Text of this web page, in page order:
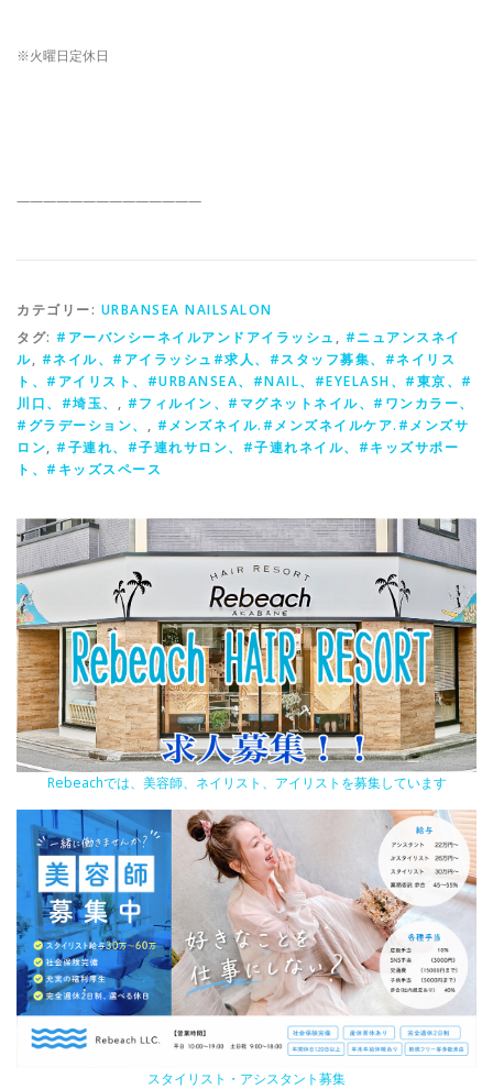
※火曜日定休日
——————————————
カテゴリー: URBANSEA NAILSALON
タグ: #アーバンシーネイルアンドアイラッシュ , #ニュアンスネイ
ル, #ネイル、#アイラッシュ#求人、#スタッフ募集、#ネイリス
ト、#アイリスト、#URBANSEA、#NAIL、#EYELASH、#東京、#
川口、#埼玉、 , #フィルイン、#マグネットネイル、#ワンカラー、
#グラデーション、 , #メンズネイル.#メンズネイルケア.#メンズサ
ロン, #子連れ、#子連れサロン、#子連れネイル、#キッズサポー
ト、#キッズスペース
Rebeachでは、美容師、ネイリスト、アイリストを募集しています
スタイリスト・アシスタント募集